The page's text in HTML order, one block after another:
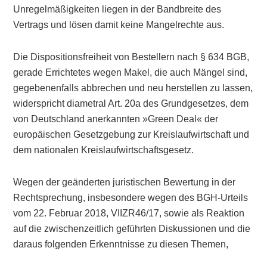
Unregelmäßigkeiten liegen in der Bandbreite des
Vertrags und lösen damit keine Mangelrechte aus.
Die Dispositionsfreiheit von Bestellern nach § 634 BGB,
gerade Errichtetes wegen Makel, die auch Mängel sind,
gegebenenfalls abbrechen und neu herstellen zu lassen,
widerspricht diametral Art. 20a des Grundgesetzes, dem
von Deutschland anerkannten »Green Deal« der
europäischen Gesetzgebung zur Kreislaufwirtschaft und
dem nationalen Kreislaufwirtschaftsgesetz.
Wegen der geänderten juristischen Bewertung in der
Rechtsprechung, insbesondere wegen des BGH-Urteils
vom 22. Februar 2018, VIIZR46/17, sowie als Reaktion
auf die zwischenzeitlich geführten Diskussionen und die
daraus folgenden Erkenntnisse zu diesen Themen,